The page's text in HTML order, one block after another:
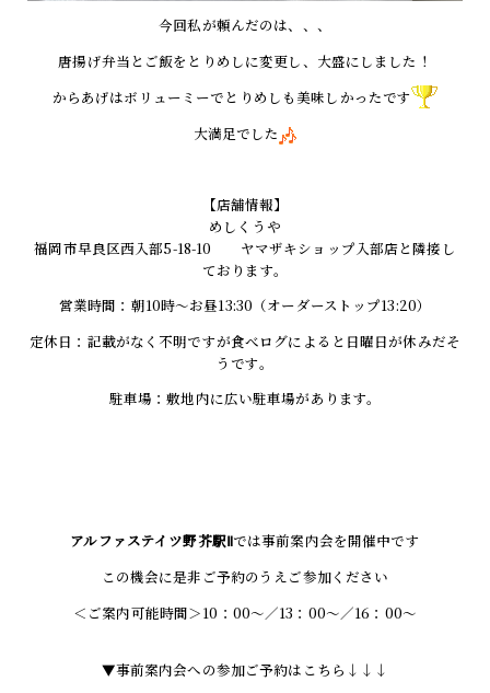
今回私が頼んだのは、、、
唐揚げ弁当とご飯をとりめしに変更し、大盛にしました！
からあげはボリューミーでとりめしも美味しかったです
大満足でした
【店舗情報】
めしくうや
福岡市早良区西入部5-18-10 ヤマザキショップ入部店と隣接し
ております。
営業時間：朝10時～お昼13:30（オーダーストップ13:20）
定休日：記載がなく不明ですが食べログによると日曜日が休みだそ
うです。
駐車場：敷地内に広い駐車場があります。
アルファステイツ野芥駅Ⅱでは事前案内会を開催中です
この機会に是非ご予約のうえご参加ください
＜ご案内可能時間＞10：00～／13：00～／16：00～
▼事前案内会への参加ご予約はこちら↓↓↓